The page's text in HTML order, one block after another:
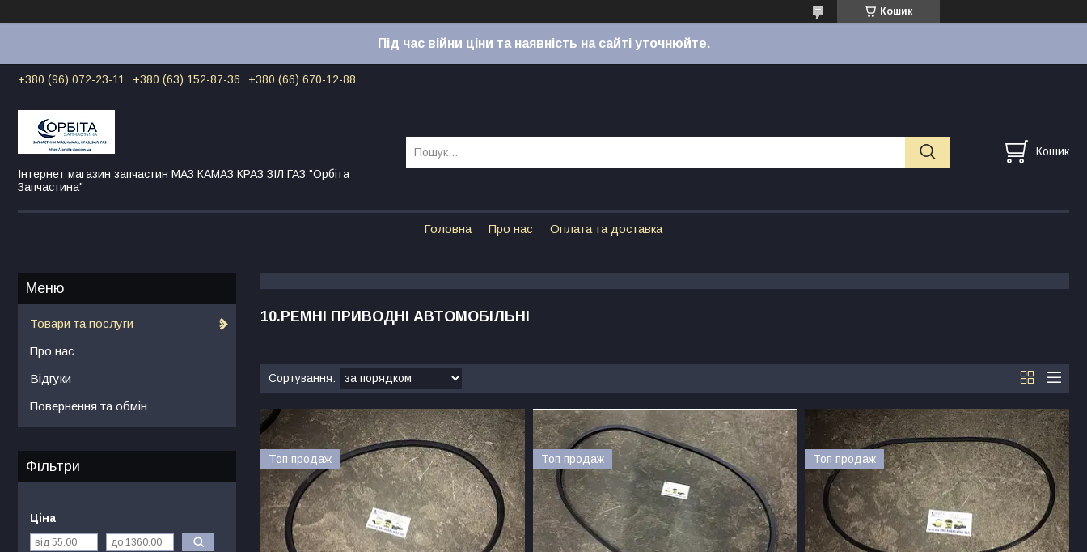
Кошик
Під час війни ціни та наявність на сайті уточнюйте.
+380 (96) 072-23-11 +380 (63) 152-87-36 +380 (66) 670-12-88
Інтернет магазин запчастин МАЗ КАМАЗ КРАЗ ЗІЛ ГАЗ "Орбіта
Запчастина"
Кошик
Головна Про нас Оплата та доставка
10.РЕМНІ ПРИВОДНІ АВТОМОБІЛЬНІ
Топ продаж Топ продаж Топ продаж
Товари та послуги
Про нас
Відгуки
Повернення та обмін
Фільтри
Ціна